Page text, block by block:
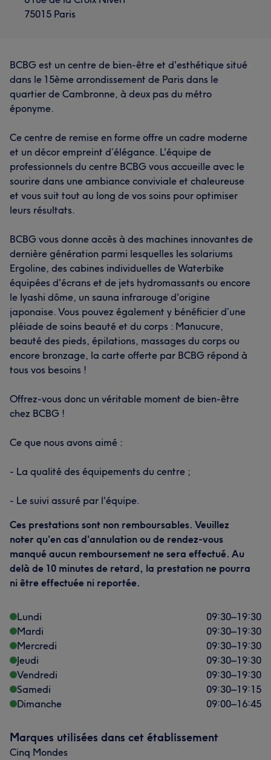
75015 Paris
BCBG est un centre de bien-être et d'esthétique situé
dans le 15ème arrondissement de Paris dans le
quartier de Cambronne, à deux pas du métro
éponyme.
Ce centre de remise en forme offre un cadre moderne
et un décor empreint d’élégance. L'équipe de
professionnels du centre BCBG vous accueille avec le
sourire dans une ambiance conviviale et chaleureuse
et vous suit tout au long de vos soins pour optimiser
leurs résultats.
BCBG vous donne accès à des machines innovantes de
dernière génération parmi lesquelles les solariums
Ergoline, des cabines individuelles de Waterbike
équipées d'écrans et de jets hydromassants ou encore
le Iyashi dôme, un sauna infrarouge d'origine
japonaise. Vous pouvez également y bénéficier d’une
pléiade de soins beauté et du corps : Manucure,
beauté des pieds, épilations, massages du corps ou
encore bronzage, la carte offerte par BCBG répond à
tous vos besoins !
Offrez-vous donc un véritable moment de bien-être
chez BCBG !
Ce que nous avons aimé :
- La qualité des équipements du centre ;
- Le suivi assuré par l'équipe.
Ces prestations sont non remboursables. Veuillez
noter qu'en cas d'annulation ou de rendez-vous
manqué aucun remboursement ne sera effectué. Au
delà de 10 minutes de retard, la prestation ne pourra
ni être effectuée ni reportée.
Lundi 09:30–19:30
Mardi
09:30–19:30
Mercredi
09:30–19:30
Jeudi
09:30–19:30
Vendredi
09:30–19:30
Samedi
09:30–19:15
Dimanche
09:00–16:45
Marques utilisées dans cet établissement
Cinq Mondes